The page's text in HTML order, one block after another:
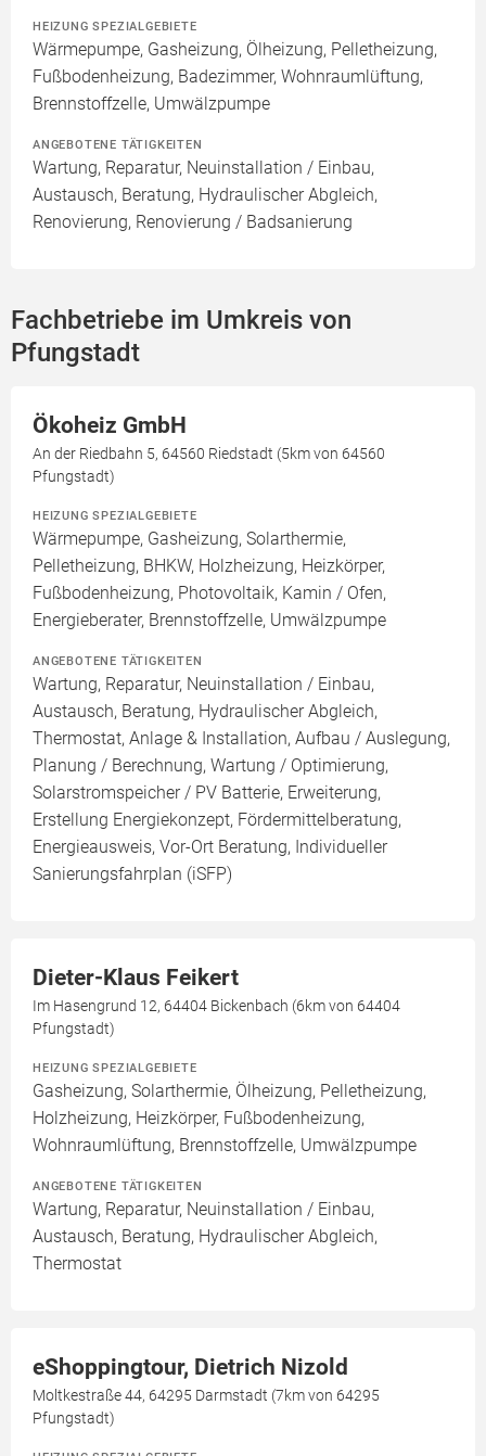
HEIZUNG SPEZIALGEBIETE
Wärmepumpe, Gasheizung, Ölheizung, Pelletheizung,
Fußbodenheizung, Badezimmer, Wohnraumlüftung,
Brennstoffzelle, Umwälzpumpe
ANGEBOTENE TÄTIGKEITEN
Wartung, Reparatur, Neuinstallation / Einbau,
Austausch, Beratung, Hydraulischer Abgleich,
Renovierung, Renovierung / Badsanierung
Fachbetriebe im Umkreis von
Pfungstadt
Ökoheiz GmbH
An der Riedbahn 5, 64560 Riedstadt (5km von 64560
Pfungstadt)
HEIZUNG SPEZIALGEBIETE
Wärmepumpe, Gasheizung, Solarthermie,
Pelletheizung, BHKW, Holzheizung, Heizkörper,
Fußbodenheizung, Photovoltaik, Kamin / Ofen,
Energieberater, Brennstoffzelle, Umwälzpumpe
ANGEBOTENE TÄTIGKEITEN
Wartung, Reparatur, Neuinstallation / Einbau,
Austausch, Beratung, Hydraulischer Abgleich,
Thermostat, Anlage & Installation, Aufbau / Auslegung,
Planung / Berechnung, Wartung / Optimierung,
Solarstromspeicher / PV Batterie, Erweiterung,
Erstellung Energiekonzept, Fördermittelberatung,
Energieausweis, Vor-Ort Beratung, Individueller
Sanierungsfahrplan (iSFP)
Dieter-Klaus Feikert
Im Hasengrund 12, 64404 Bickenbach (6km von 64404
Pfungstadt)
HEIZUNG SPEZIALGEBIETE
Gasheizung, Solarthermie, Ölheizung, Pelletheizung,
Holzheizung, Heizkörper, Fußbodenheizung,
Wohnraumlüftung, Brennstoffzelle, Umwälzpumpe
ANGEBOTENE TÄTIGKEITEN
Wartung, Reparatur, Neuinstallation / Einbau,
Austausch, Beratung, Hydraulischer Abgleich,
Thermostat
eShoppingtour, Dietrich Nizold
Moltkestraße 44, 64295 Darmstadt (7km von 64295
Pfungstadt)